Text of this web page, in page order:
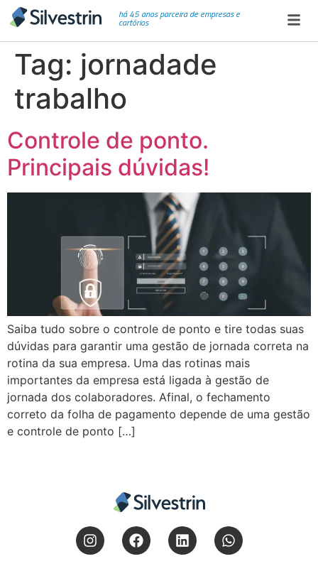
há 45 anos parceira de empresas e
cartórios
Tag: jornadade
trabalho
Controle de ponto.
Principais dúvidas!
Saiba tudo sobre o controle de ponto e tire todas suas
dúvidas para garantir uma gestão de jornada correta na
rotina da sua empresa. Uma das rotinas mais
importantes da empresa está ligada à gestão de
jornada dos colaboradores. Afinal, o fechamento
correto da folha de pagamento depende de uma gestão
e controle de ponto […]